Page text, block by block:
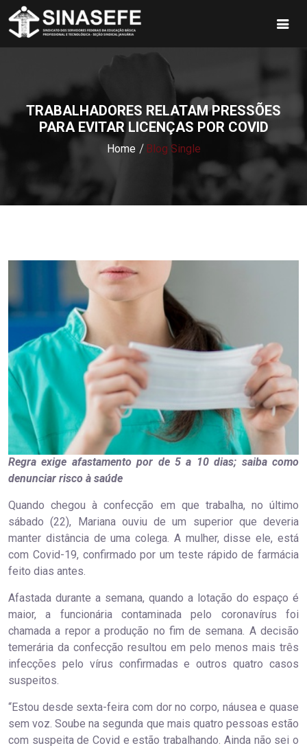
TRABALHADORES RELATAM PRESSÕES
PARA EVITAR LICENÇAS POR COVID
Home Blog Single
Regra exige afastamento por de 5 a 10 dias; saiba como
denunciar risco à saúde
Quando chegou à confecção em que trabalha, no último
sábado (22), Mariana ouviu de um superior que deveria
manter distância de uma colega. A mulher, disse ele, está
com Covid-19, confirmado por um teste rápido de farmácia
feito dias antes.
Afastada durante a semana, quando a lotação do espaço é
maior, a funcionária contaminada pelo coronavírus foi
chamada a repor a produção no fim de semana. A decisão
temerária da confecção resultou em pelo menos mais três
infecções pelo vírus confirmadas e outros quatro casos
suspeitos.
“Estou desde sexta-feira com dor no corpo, náusea e quase
sem voz. Soube na segunda que mais quatro pessoas estão
com suspeita de Covid e estão trabalhando. Ainda não sei o